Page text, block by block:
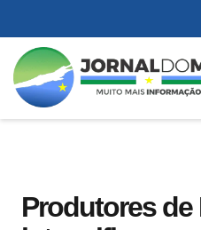
Produtores de